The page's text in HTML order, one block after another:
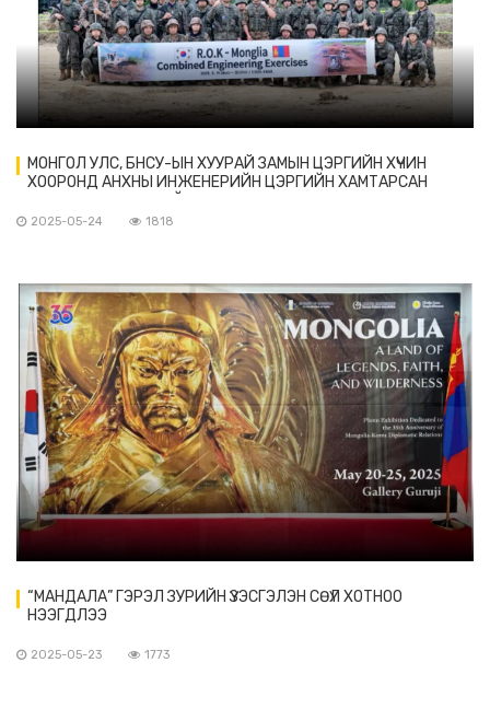
МОНГОЛ УЛС, БНСУ-ЫН ХУУРАЙ ЗАМЫН ЦЭРГИЙН ХҮЧИН
ХООРОНД АНХНЫ ИНЖЕНЕРИЙН ЦЭРГИЙН ХАМТАРСАН
2025-05-24 1818
“МАНДАЛА” ГЭРЭЛ ЗУРИЙН ҮЗЭСГЭЛЭН СӨҮЛ ХОТНОО
НЭЭГДЛЭЭ
2025-05-23 1773